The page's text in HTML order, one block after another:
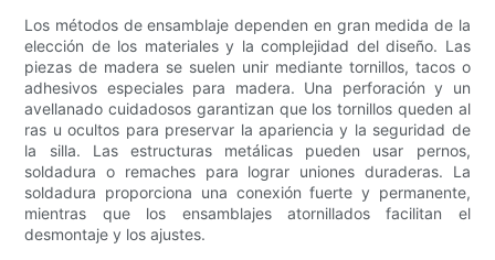
Los métodos de ensamblaje dependen en gran medida de la
elección de los materiales y la complejidad del diseño. Las
piezas de madera se suelen unir mediante tornillos, tacos o
adhesivos especiales para madera. Una perforación y un
avellanado cuidadosos garantizan que los tornillos queden al
ras u ocultos para preservar la apariencia y la seguridad de
la silla. Las estructuras metálicas pueden usar pernos,
soldadura o remaches para lograr uniones duraderas. La
soldadura proporciona una conexión fuerte y permanente,
mientras que los ensamblajes atornillados facilitan el
desmontaje y los ajustes.